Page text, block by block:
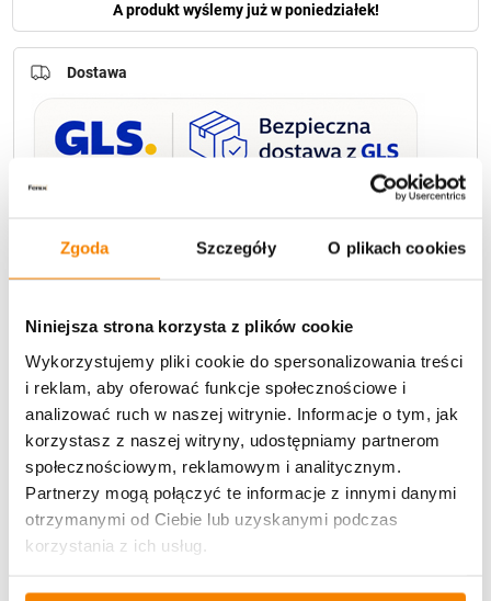
Zgoda Szczegóły O plikach cookies
Niniejsza strona korzysta z plików cookie
Wykorzystujemy pliki cookie do spersonalizowania treści
i reklam, aby oferować funkcje społecznościowe i
analizować ruch w naszej witrynie. Informacje o tym, jak
korzystasz z naszej witryny, udostępniamy partnerom
społecznościowym, reklamowym i analitycznym.
Partnerzy mogą połączyć te informacje z innymi danymi
otrzymanymi od Ciebie lub uzyskanymi podczas
korzystania z ich usług.
Potrzebujesz większą ilość? Zapraszamy do naszej
hurtownii Przejdź do hurtowni B2B
Dostawa
Darmowa dostawa:
od 49 zł
A produkt wyślemy już w poniedziałek!